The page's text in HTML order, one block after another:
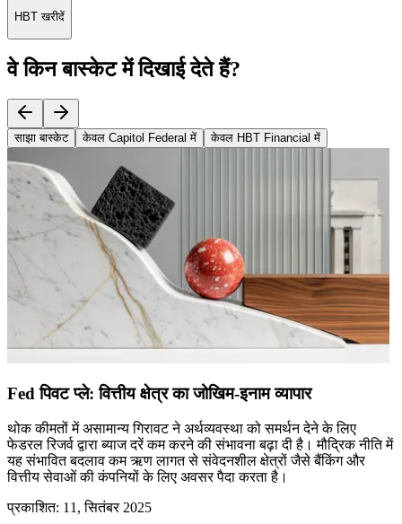
HBT खरीदें
वे किन बास्केट में दिखाई देते हैं?
साझा बास्केट केवल Capitol Federal में केवल HBT Financial में
Fed पिवट प्ले: वित्तीय क्षेत्र का जोखिम-इनाम व्यापार
थोक कीमतों में असामान्य गिरावट ने अर्थव्यवस्था को समर्थन देने के लिए
फेडरल रिजर्व द्वारा ब्याज दरें कम करने की संभावना बढ़ा दी है। मौद्रिक नीति में
यह संभावित बदलाव कम ऋण लागत से संवेदनशील क्षेत्रों जैसे बैंकिंग और
वित्तीय सेवाओं की कंपनियों के लिए अवसर पैदा करता है।
प्रकाशित: 11, सितंबर 2025